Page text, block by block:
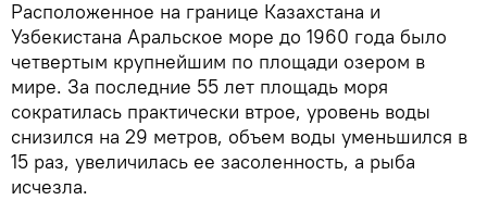
Расположенное на границе Казахстана и
Узбекистана Аральское море до 1960 года было
четвертым крупнейшим по площади озером в
мире. За последние 55 лет площадь моря
сократилась практически втрое, уровень воды
снизился на 29 метров, объем воды уменьшился в
15 раз, увеличилась ее засоленность, а рыба
исчезла.